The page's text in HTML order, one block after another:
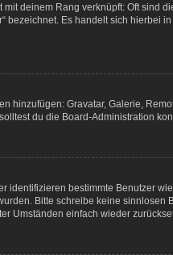
deinem Rang verknüpft: Oft sind
bezeichnet. Es handelt sich hierbei
hinzufügen: Gravatar, Galerie,
du die Board-Administration
bestimmte Benutzer
Bitte schreibe keine
Umständen einfach wieder